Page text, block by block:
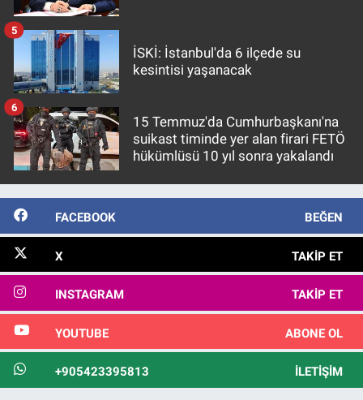
İSKİ: İstanbul'da 6 ilçede su
kesintisi yaşanacak
5
15 Temmuz'da Cumhurbaşkanı'na
suikast timinde yer alan firari FETÖ
hükümlüsü 10 yıl sonra yakalandı
6
FACEBOOK BEĞEN
X TAKIP ET
INSTAGRAM TAKIP ET
YOUTUBE ABONE OL
+905423395813 İLETIŞIM